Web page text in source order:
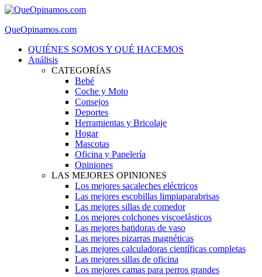
QueOpinamos.com
QUIÉNES SOMOS Y QUÉ HACEMOS
Análisis
CATEGORÍAS
Bebé
Coche y Moto
Consejos
Deportes
Herramientas y Bricolaje
Hogar
Mascotas
Oficina y Papelería
Opiniones
LAS MEJORES OPINIONES
Los mejores sacaleches eléctricos
Las mejores escobillas limpiaparabrisas
Las mejores sillas de comedor
Los mejores colchones viscoelásticos
Las mejores batidoras de vaso
Las mejores pizarras magnéticas
Las mejores calculadoras científicas completas
Las mejores sillas de oficina
Los mejores camas para perros grandes